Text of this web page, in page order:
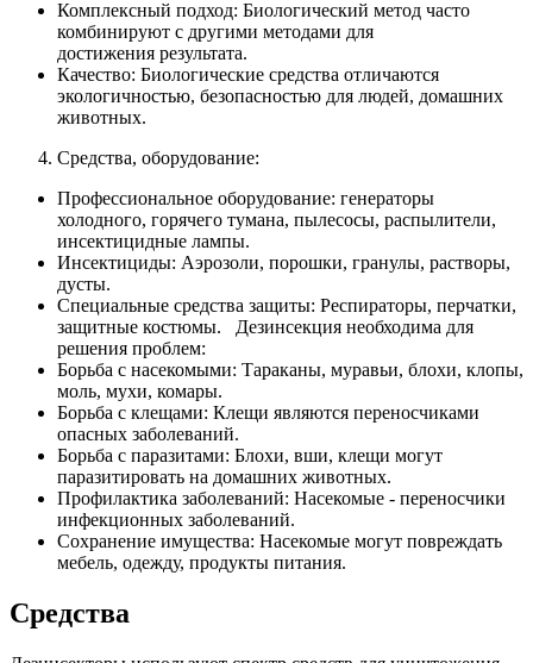
Комплексный подход: Биологический метод часто
комбинируют с другими методами для
достижения результата.
Качество: Биологические средства отличаются
экологичностью, безопасностью для людей, домашних
животных.
Средства, оборудование:
Профессиональное оборудование: генераторы
холодного, горячего тумана, пылесосы, распылители,
инсектицидные лампы.
Инсектициды: Аэрозоли, порошки, гранулы, растворы,
дусты.
Специальные средства защиты: Респираторы, перчатки,
защитные костюмы. Дезинсекция необходима для
решения проблем:
Борьба с насекомыми: Тараканы, муравьи, блохи, клопы,
моль, мухи, комары.
Борьба с клещами: Клещи являются переносчиками
опасных заболеваний.
Борьба с паразитами: Блохи, вши, клещи могут
паразитировать на домашних животных.
Профилактика заболеваний: Насекомые - переносчики
инфекционных заболеваний.
Сохранение имущества: Насекомые могут повреждать
мебель, одежду, продукты питания.
Средства